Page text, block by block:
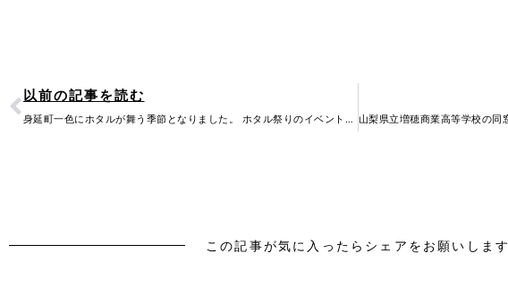
Prev
以前の記事を読む
身延町一色にホタルが舞う季節となりました。 ホタル祭りのイベントは今週末の6月1日、淡…
この記事が気に入ったらシェアをお願いします